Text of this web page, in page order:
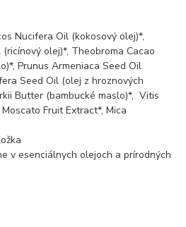
Nucifera Oil (kokosový olej)*,
olej)*, Theobroma Cacao
Prunus Armeniaca Seed Oil
Seed Oil (olej z hroznových
Butter (bambucké maslo)*, Vitis
Fruit Extract*, Mica
v esenciálnych olejoch a prírodných